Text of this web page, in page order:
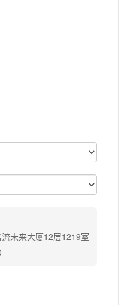
未来大厦12层1219室